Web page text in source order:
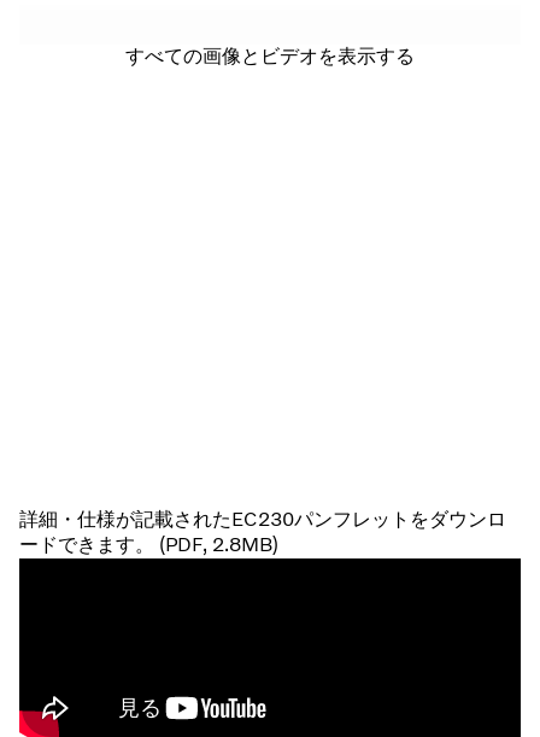
すべての画像とビデオを表示する
詳細・仕様が記載されたEC230パンフレットをダウンロ
ードできます。 (PDF, 2.8MB)